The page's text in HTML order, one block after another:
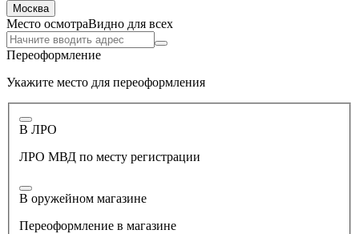
Москва
Место осмотраВидно для всех
Переоформление
Укажите место для переоформления
В ЛРО
ЛРО МВД по месту регистрации
В оружейном магазине
Переоформление в магазине